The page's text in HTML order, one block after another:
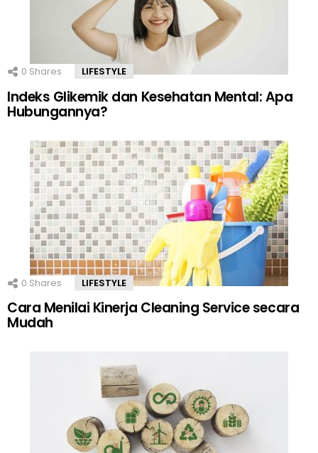
0 Shares LIFESTYLE
Indeks Glikemik dan Kesehatan Mental: Apa
Hubungannya?
0 Shares LIFESTYLE
Cara Menilai Kinerja Cleaning Service secara
Mudah